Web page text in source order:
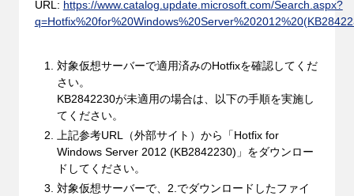
URL: https://www.catalog.update.microsoft.com/Search.aspx?
対象仮想サーバーで適用済みのHotfixを確認してくだ
さい。
KB2842230が未適用の場合は、以下の手順を実施し
てください。
上記参考URL（外部サイト）から「Hotfix for
Windows Server 2012 (KB2842230)」をダウンロー
ドしてください。
対象仮想サーバーで、2.でダウンロードしたファイ